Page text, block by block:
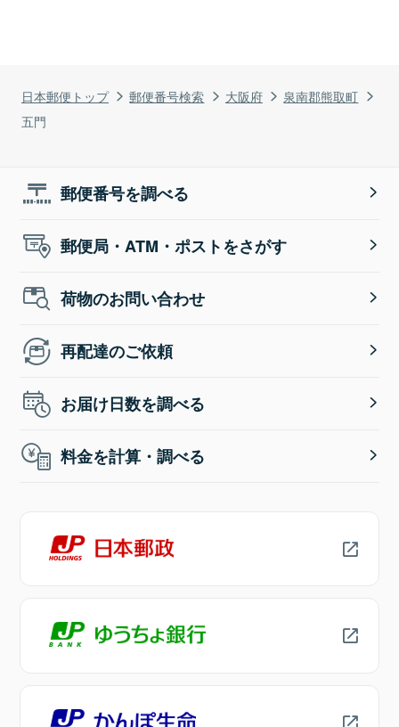
日本郵便トップ 郵便番号検索 大阪府
泉南郡熊取町
五門
郵便番号を調べる
郵便局・ATM・ポストをさがす
荷物のお問い合わせ
再配達のご依頼
お届け日数を調べる
料金を計算・調べる